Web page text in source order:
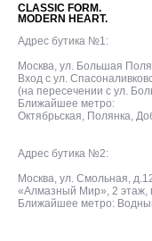
CLASSIC FORM.
MODERN HEART.
Адрес бутика №1:
Москва, ул. Большая
Вход с ул.
(на пересечении с ул.
Ближайшее метро:
Октябрьская, Полянка,
Адрес бутика №2:
Москва, ул. Смольная,
«Алмазный Мир», 2
Ближайшее метро: